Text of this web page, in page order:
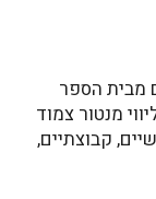
4–2 תלמידים מבית הספר
מנטור צמוד
קבוצתיים,